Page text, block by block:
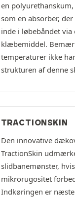
en
som en absorber,
inde i løbebåndet via
klæbemiddel.
temperaturer ikke
strukturen af denne
TRACTIONSKIN
Den innovative
TractionSkin
slidbanemønster, hvis
mikrorugositet
Indkøringen er